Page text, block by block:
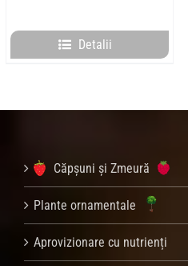
Detalii
Căpșuni și Zmeură
Plante ornamentale
Aprovizionare cu nutrienți